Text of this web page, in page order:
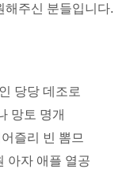
해주신 분들입니다.
당당 데조로
망토 명개
즐리 빈 뽐므
아자 애플 열공